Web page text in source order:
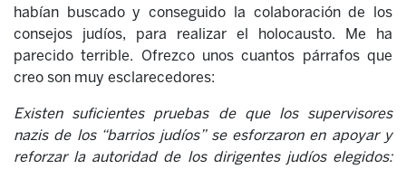
habían buscado y conseguido la colaboración de los
consejos judíos, para realizar el holocausto. Me ha
parecido terrible. Ofrezco unos cuantos párrafos que
creo son muy esclarecedores:
Existen suficientes pruebas de que los supervisores
nazis de los “barrios judíos” se esforzaron en apoyar y
reforzar la autoridad de los dirigentes judíos elegidos: